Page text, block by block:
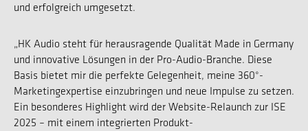
und erfolgreich umgesetzt.
„HK Audio steht für herausragende Qualität Made in Germany
und innovative Lösungen in der Pro-Audio-Branche. Diese
Basis bietet mir die perfekte Gelegenheit, meine 360°-
Marketingexpertise einzubringen und neue Impulse zu setzen.
Ein besonderes Highlight wird der Website-Relaunch zur ISE
2025 – mit einem integrierten Produkt-